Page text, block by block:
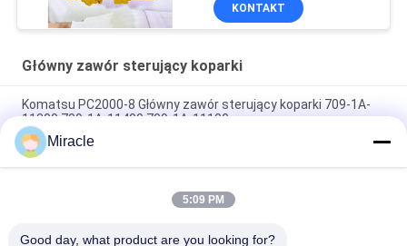
KONTAKT
Główny zawór sterujący koparki
Komatsu PC2000-8 Główny zawór sterujący koparki 709-1A-
11300 709-1A-11400 709-1A-11100
PC160LC-7 PC160-7 Wynęgarka z zawórami sterującymi
Komatsu, 723-57-16100 Główne części wykopalni
VOE14541591 Główny zawór sterujący koparki dla Volvo
Miracle
5:09 PM
Good day, what product are you looking for?